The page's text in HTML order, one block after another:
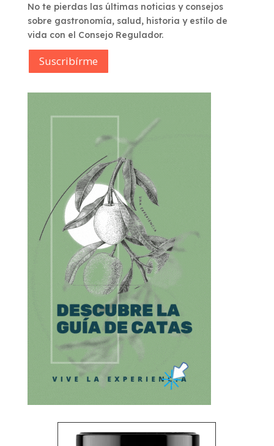
No te pierdas las últimas noticias y consejos
sobre gastronomía, salud, historia y estilo de
vida con el Consejo Regulador.
Suscribírme